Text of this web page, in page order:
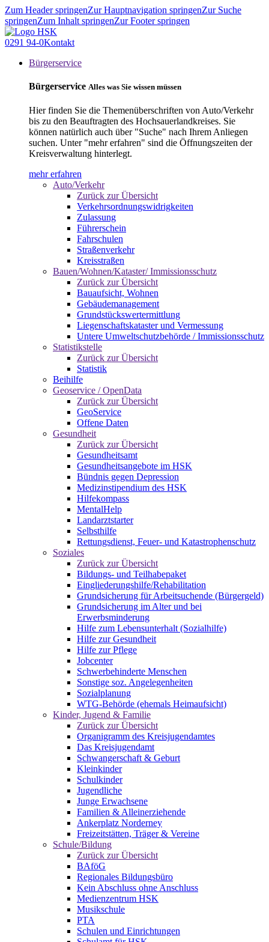
Zum Header springenZur Hauptnavigation springenZur Suche
springenZum Inhalt springenZur Footer springen
0291 94-0Kontakt
Bürgerservice
Bürgerservice Alles was Sie wissen müssen
Hier finden Sie die Themenüberschriften von Auto/Verkehr
bis zu den Beauftragten des Hochsauerlandkreises. Sie
können natürlich auch über "Suche" nach Ihrem Anliegen
suchen. Unter "mehr erfahren" sind die Öffnungszeiten der
Kreisverwaltung hinterlegt.
mehr erfahren
Auto/Verkehr
Zurück zur Übersicht
Verkehrsordnungswidrigkeiten
Zulassung
Führerschein
Fahrschulen
Straßenverkehr
Kreisstraßen
Bauen/Wohnen/Kataster/ Immissionsschutz
Zurück zur Übersicht
Bauaufsicht, Wohnen
Gebäudemanagement
Grundstückswertermittlung
Liegenschaftskataster und Vermessung
Untere Umweltschutzbehörde / Immissionsschutz
Statistikstelle
Zurück zur Übersicht
Statistik
Beihilfe
Geoservice / OpenData
Zurück zur Übersicht
GeoService
Offene Daten
Gesundheit
Zurück zur Übersicht
Gesundheitsamt
Gesundheitsangebote im HSK
Bündnis gegen Depression
Medizinstipendium des HSK
Hilfekompass
MentalHelp
Landarztstarter
Selbsthilfe
Rettungsdienst, Feuer- und Katastrophenschutz
Soziales
Zurück zur Übersicht
Bildungs- und Teilhabepaket
Eingliederungshilfe/Rehabilitation
Grundsicherung für Arbeitsuchende (Bürgergeld)
Grundsicherung im Alter und bei
Erwerbsminderung
Hilfe zum Lebensunterhalt (Sozialhilfe)
Hilfe zur Gesundheit
Hilfe zur Pflege
Jobcenter
Schwerbehinderte Menschen
Sonstige soz. Angelegenheiten
Sozialplanung
WTG-Behörde (ehemals Heimaufsicht)
Kinder, Jugend & Familie
Zurück zur Übersicht
Organigramm des Kreisjugendamtes
Das Kreisjugendamt
Schwangerschaft & Geburt
Kleinkinder
Schulkinder
Jugendliche
Junge Erwachsene
Familien & Alleinerziehende
Ankerplatz Norderney
Freizeitstätten, Träger & Vereine
Schule/Bildung
Zurück zur Übersicht
BAföG
Regionales Bildungsbüro
Kein Abschluss ohne Anschluss
Medienzentrum HSK
Musikschule
PTA
Schulen und Einrichtungen